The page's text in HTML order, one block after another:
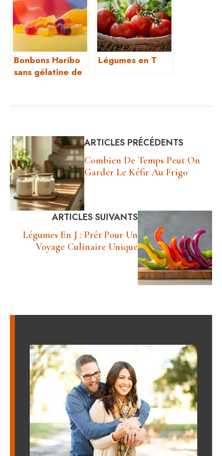
Bonbons Haribo
sans gélatine de
complet
Légumes en T
ARTICLES PRÉCÉDENTS
Combien De Temps Peut On
Garder Le Kéfir Au Frigo
ARTICLES SUIVANTS
Légumes En J : Prêt Pour Un
Voyage Culinaire Unique